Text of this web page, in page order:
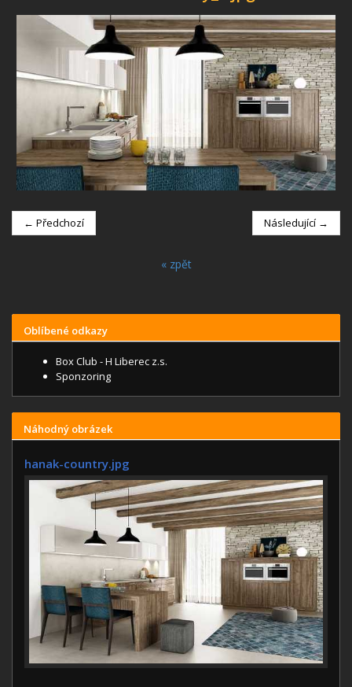
← Předchozí Následující →
« zpět
Oblíbené odkazy
Box Club - H Liberec z.s.
Sponzoring
Náhodný obrázek
hanak-country.jpg